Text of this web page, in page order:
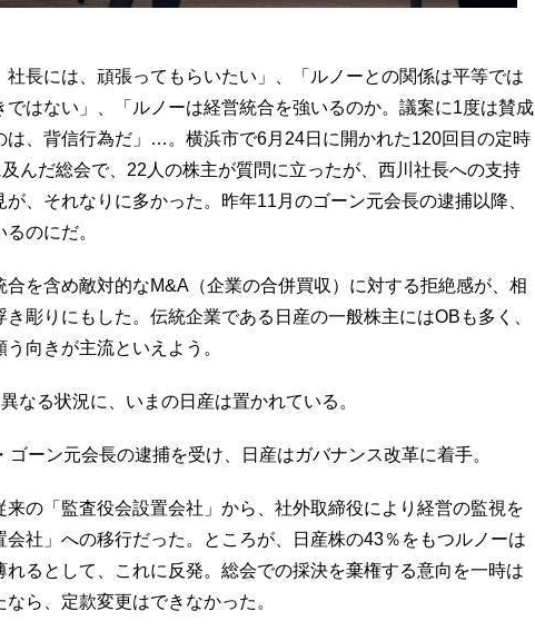
長には、頑張ってもらいたい」、「ルノーとの関係は平等では
ではない」、「ルノーは経営統合を強いるのか。議案に1度は賛成
は、背信行為だ」…。横浜市で6月24日に開かれた120回目の定時
んだ総会で、22人の株主が質問に立ったが、西川社長への支持
、それなりに多かった。昨年11月のゴーン元会長の逮捕以降、
のにだ。
を含め敵対的なM&A（企業の合併買収）に対する拒絶感が、相
彫りにもした。伝統企業である日産の一般株主にはOBも多く、
向きが主流といえよう。
なる状況に、いまの日産は置かれている。
ーン元会長の逮捕を受け、日産はガバナンス改革に着手。
の「監査役会設置会社」から、社外取締役により経営の監視を
社」への移行だった。ところが、日産株の43％をもつルノーは
れるとして、これに反発。総会での採決を棄権する意向を一時は
ら、定款変更はできなかった。